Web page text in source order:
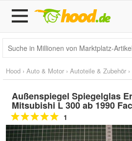
Hood › Auto & Motor › Autoteile & Zubehör ›
Außenspiegel Spiegelglas
Mitsubishi L 300 ab 1990
1